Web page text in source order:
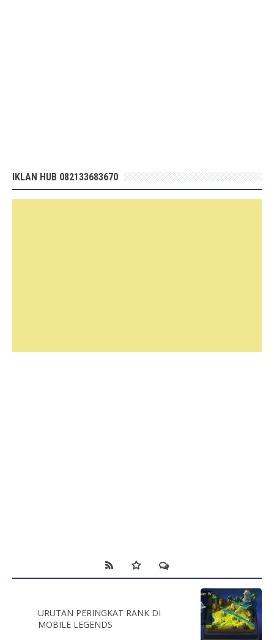
IKLAN HUB 082133683670
URUTAN PERINGKAT RANK DI
MOBILE LEGENDS